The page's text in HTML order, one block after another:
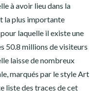
à avoir lieu dans la
la plus importante
laquelle il existe une
50.8 millions de visiteurs
laisse de nombreux
marqués par le style Art
liste des traces de cet